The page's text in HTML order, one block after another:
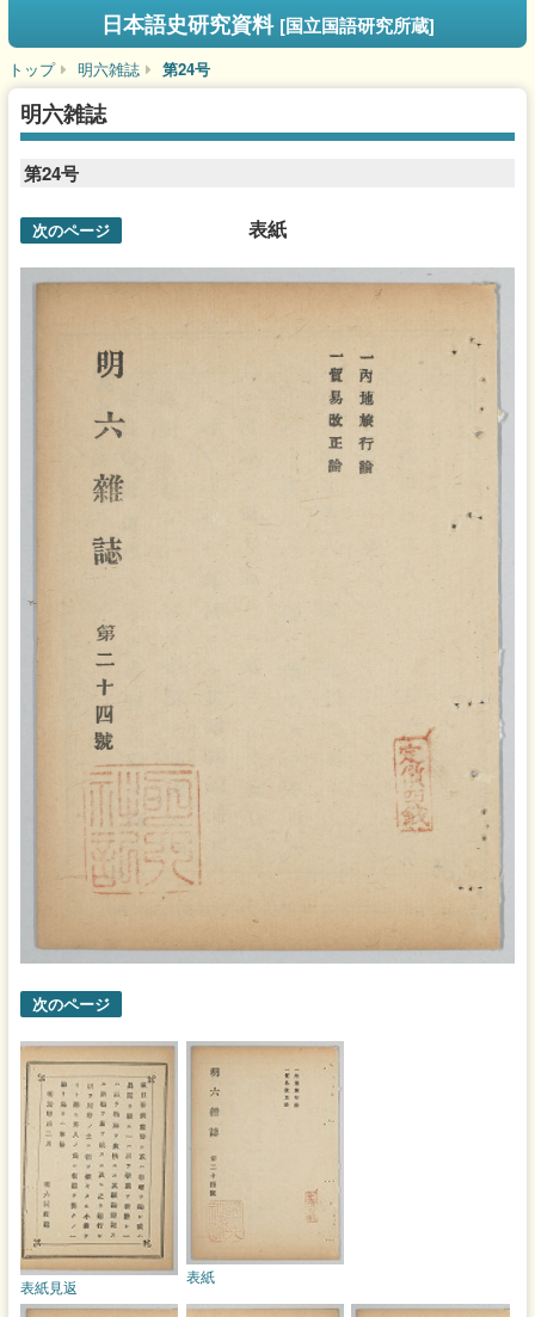
日本語史研究資料 [国立国語研究所蔵]
トップ 明六雑誌 第24号
明六雑誌
第24号
表紙
次のページ
次のページ
表紙
表紙見返